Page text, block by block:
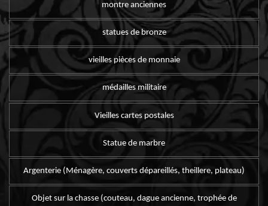
montre anciennes
statues de bronze
vieilles pièces de monnaie
médailles militaire
Vieilles cartes postales
Statue de marbre
Argenterie (Ménagère, couverts dépareillés, theillere, plateau)
Objet sur la chasse (couteau, dague ancienne, trophée de